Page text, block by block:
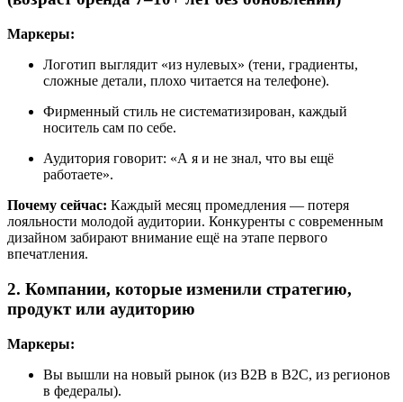
Маркеры:
Логотип выглядит «из нулевых» (тени, градиенты,
сложные детали, плохо читается на телефоне).
Фирменный стиль не систематизирован, каждый
носитель сам по себе.
Аудитория говорит: «А я и не знал, что вы ещё
работаете».
Почему сейчас: Каждый месяц промедления — потеря
лояльности молодой аудитории. Конкуренты с современным
дизайном забирают внимание ещё на этапе первого
впечатления.
2. Компании, которые изменили стратегию,
продукт или аудиторию
Маркеры:
Вы вышли на новый рынок (из B2B в B2C, из регионов
в федералы).